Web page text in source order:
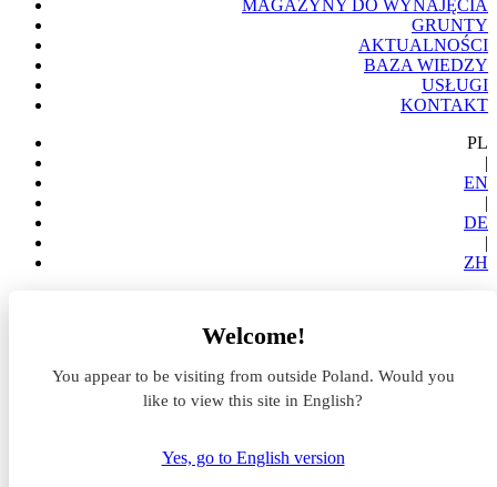
MAGAZYNY DO WYNAJĘCIA
GRUNTY
AKTUALNOŚCI
BAZA WIEDZY
USŁUGI
KONTAKT
PL
|
EN
|
DE
|
ZH
Welcome!
You appear to be visiting from outside Poland. Would you
like to view this site in English?
Yes, go to English version
Aktualności z rynku